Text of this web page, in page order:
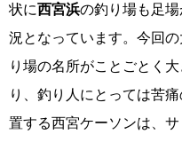
状に西宮浜の釣り場も足
況となっています。今回
り場の名所がことごとく
り、釣り人にとっては苦
置する西宮ケーソンは、